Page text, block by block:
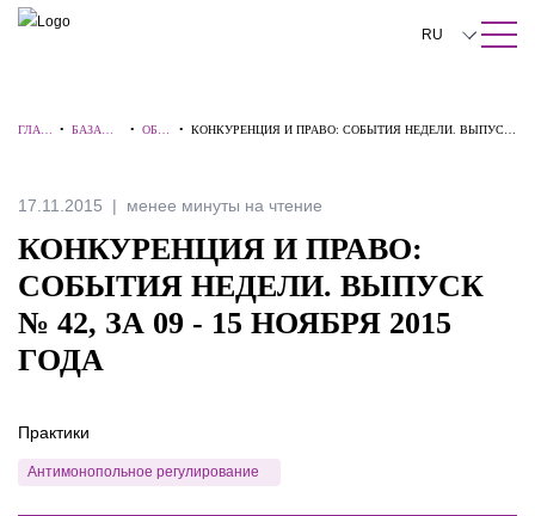
ПОИСК ПО САЙТУ Закрыть
RU
中文
Italiano
Español
ГЛАВ
•БАЗА
• ОБЗ
• КОНКУРЕНЦИЯ И ПРАВО: СОБЫТИЯ НЕДЕЛИ. ВЫПУСК
17.11.2015 менее минуты на чтение
КОНКУРЕНЦИЯ И ПРАВО:
СОБЫТИЯ НЕДЕЛИ. ВЫПУСК
№ 42, ЗА 09 - 15 НОЯБРЯ 2015
ГОДА
Практики
Антимонопольное регулирование